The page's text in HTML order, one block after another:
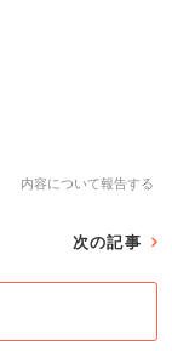
内容について報告する
次の記事